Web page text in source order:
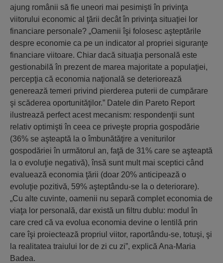
ajung românii să fie uneori mai pesimişti în privinţa
viitorului economic al ţării decât în privinţa situaţiei lor
financiare personale? „Oamenii îşi folosesc aşteptările
despre economie ca pe un indicator al propriei siguranţe
financiare viitoare. Chiar dacă situaţia personală este
gestionabilă în prezent de marea majoritate a populaţiei,
percepţia că economia naţională se deteriorează
generează temeri privind pierderea puterii de cumpărare
şi scăderea oportunităţilor.” Datele din Pareto Report
ilustrează perfect acest mecanism: respondenţii sunt
relativ optimişti în ceea ce priveşte propria gospodărie
(36% se aşteaptă la o îmbunătăţire a veniturilor
gospodăriei în următorul an, faţă de 31% care se aşteaptă
la o evoluţie negativă), însă sunt mult mai sceptici când
evaluează economia ţării (doar 20% anticipează o
evoluţie pozitivă, 59% aşteptându-se la o deteriorare).
„Cu alte cuvinte, oamenii nu separă complet economia de
viaţa lor personală, dar există un filtru dublu: modul în
care cred că va evolua economia devine o lentilă prin
care îşi proiectează propriul viitor, raportându-se, totuşi, şi
la realitatea traiului lor de zi cu zi”, explică Ana-Maria
Badea.